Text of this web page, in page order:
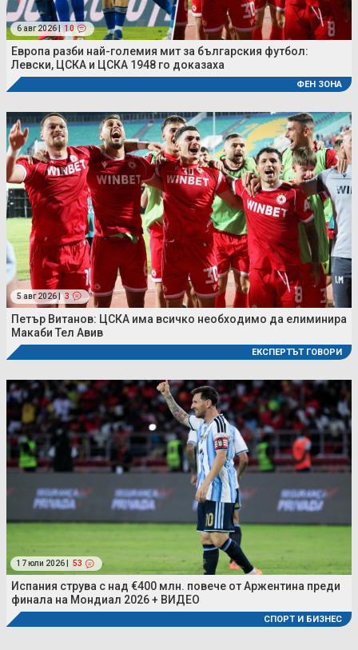
6 авг 2026 | 10
Европа разби най-големия мит за българския футбол:
Левски, ЦСКА и ЦСКА 1948 го доказаха
ФЕН ЗОНА
5 авг 2026 | 3
Петър Витанов: ЦСКА има всичко необходимо да елиминира
Макаби Тел Авив
ЕКСПЕРТЪТ ГОВОРИ
17 юли 2026 | 53
Испания струва с над €400 млн. повече от Аржентина преди
финала на Мондиал 2026 + ВИДЕО
СПОРТ И БИЗНЕС